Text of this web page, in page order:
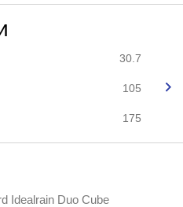
30.7
105
175
Idealrain Duo Cube